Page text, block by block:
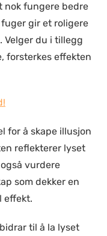
nok fungere bedre
gir et roligere
du i tillegg
forsterkes effekten
for å skape illusjon
reflekterer lyset
vurdere
som dekker en
effekt.
til å la lyset